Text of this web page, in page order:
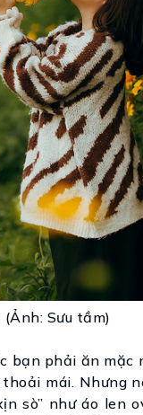
Sưu tầm)
bạn phải ăn
mái. Nhưng
sò” như áo len